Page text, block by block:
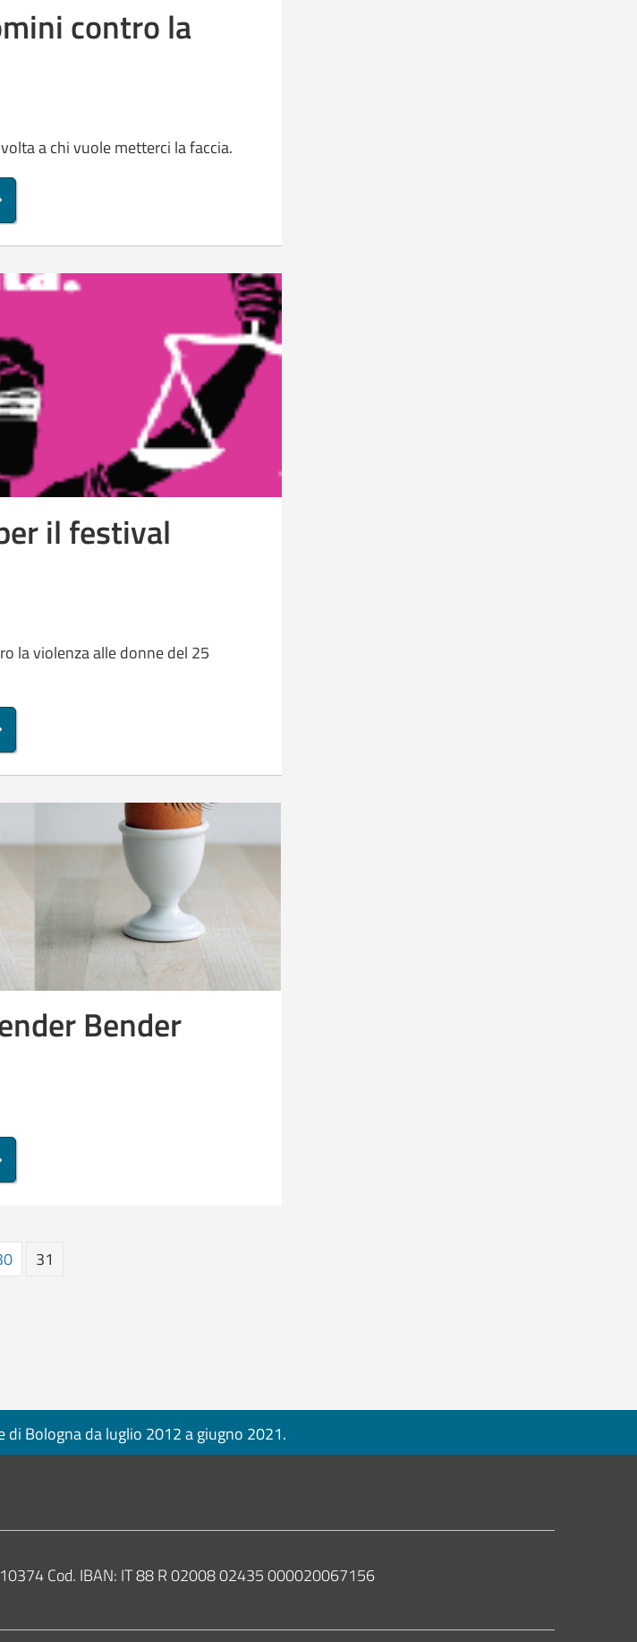
contro la
a chi vuole metterci la faccia.
il festival
la violenza alle donne del 25
Bender
31
Bologna da luglio 2012 a giugno 2021.
Cod. IBAN: IT 88 R 02008 02435 000020067156